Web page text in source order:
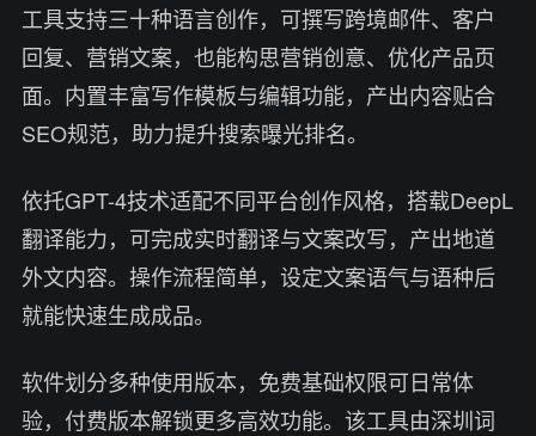
工具支持三十种语言创作，可撰写跨境邮件、客户
回复、营销文案，也能构思营销创意、优化产品页
面。内置丰富写作模板与编辑功能，产出内容贴合
SEO规范，助力提升搜索曝光排名。
依托GPT-4技术适配不同平台创作风格，搭载DeepL
翻译能力，可完成实时翻译与文案改写，产出地道
外文内容。操作流程简单，设定文案语气与语种后
就能快速生成成品。
软件划分多种使用版本，免费基础权限可日常体
验，付费版本解锁更多高效功能。该工具由深圳词